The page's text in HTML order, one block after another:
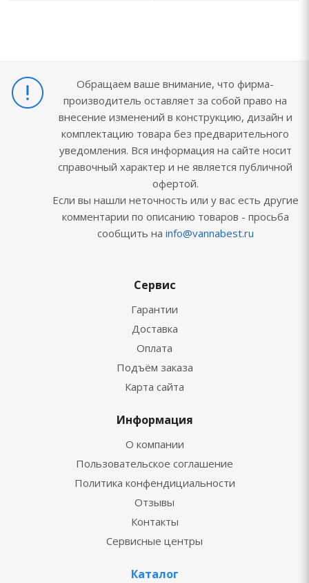
Обращаем ваше внимание, что фирма-
производитель оставляет за собой право на
внесение изменений в конструкцию, дизайн и
комплектацию товара без предварительного
уведомления. Вся информация на сайте носит
справочный характер и не является публичной
офертой.
Если вы нашли неточность или у вас есть другие
комментарии по описанию товаров - просьба
сообщить на info@vannabest.ru
Сервис
Гарантии
Доставка
Оплата
Подъём заказа
Карта сайта
Информация
О компании
Пользовательское соглашение
Политика конфендициальности
Отзывы
Контакты
Сервисные центры
Каталог